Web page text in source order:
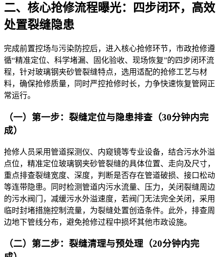
二、核心抢修流程曝光：四步闭环，高效
处置裂缝隐患
完成前置控场与污染防控后，进入核心抢修环节，市政抢修遵
循“精准定位、科学堵漏、固化验收、现场恢复”的四步闭环流
程，针对玻璃钢夹砂管裂缝特点，选用适配的抢修工艺与材
料，确保抢修质量，同时严控抢修时长，力争快速恢复管网正
常运行。
（一）第一步：裂缝定位与隐患排查（30分钟内完
成）
抢修人员采用管道探测仪、内窥镜等专业设备，结合污水外溢
点位，精准定位玻璃钢夹砂管裂缝的具体位置、走向及尺寸，
重点排查裂缝宽度、深度，判断是否存在管道破损、接口松动
等连带隐患。同时检测管道内污水流量、压力，关闭裂缝周边
的污水阀门，减缓污水外溢速度，若阀门无法完全关闭，采用
临时封堵措施控制流量，为裂缝处置创造条件。此外，排查周
边地下管线分布，避免抢修过程中损坏其他市政设施。
（二）第二步：裂缝清理与预处理（20分钟内完